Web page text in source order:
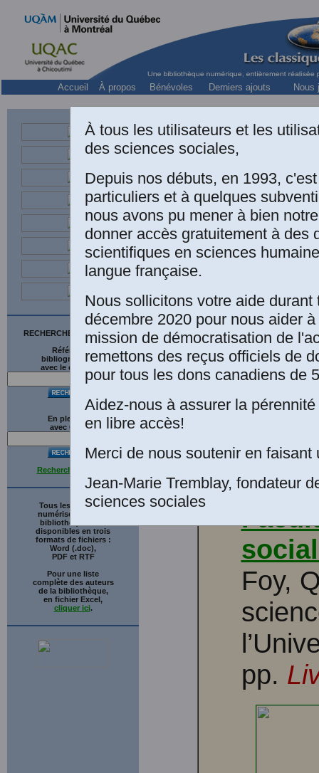
Accueil À propos Bénévoles Derniers ajouts Nous
RECHERCHE SUR LE SITE
Références
bibliographiques
avec le catalogue
En plein texte
avec G gle
Recherche avancée
Tous les ouvrages
numérisés de cette
bibliothèque sont
disponibles en trois
formats de fichiers :
Word (.doc),
PDF et RTF
Pour une liste
complète des auteurs
de la bibliothèque,
en fichier Excel,
cliquer ici.
Sous
Foy,
pp.
À tous les utilisateurs et les
des sciences sociales,
Depuis nos débuts, en 1993,
particuliers et à quelques
nous avons pu mener à bien
donner accès gratuitement à des
scientifiques en sciences
langue française.
Nous sollicitons votre aide durant
décembre 2020 pour nous aider
mission de démocratisation de
remettons des reçus officiels de
pour tous les dons canadiens de
Aidez-nous à assurer la
en libre accès!
Merci de nous soutenir en faisant
Jean-Marie Tremblay, fondateur
sciences sociales